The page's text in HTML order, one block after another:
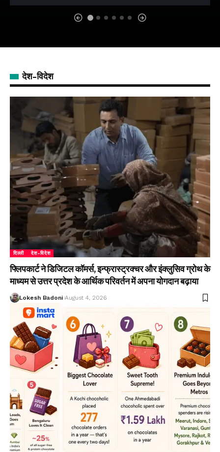
देश-विदेश
दिल्ली देश-विदेश
फ्लिपकार्ट ने डिजिटल कॉमर्स, इन्फ्रास्ट्रक्चर और इंक्लुसिव ग्रोथ के
माध्यम से उत्तर प्रदेश के आर्थिक परिवर्तन में अपना योगदान बढ़ाया
Lokesh Badoni August 4, 2026